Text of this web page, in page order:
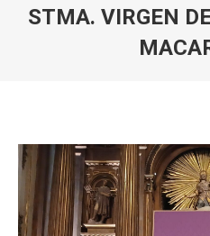
STMA. VIRGEN